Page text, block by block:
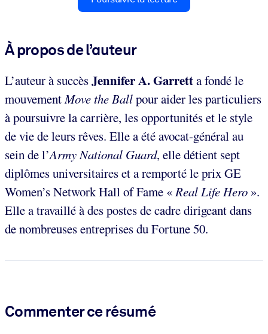
À propos de l’auteur
L’auteur à succèsJennifer A. Garretta fondé le
mouvementMove the Ballpour aider les particuliers
à poursuivre la carrière, les opportunités et le style
de vie de leurs rêves. Elle a été avocat-général au
sein de l’Army National Guard, elle détient sept
diplômes universitaires et a remporté le prix GE
Women’s Network Hall of Fame «Real Life Hero ».
Elle a travaillé à des postes de cadre dirigeant dans
de nombreuses entreprises du Fortune 50.
Commenter ce résumé